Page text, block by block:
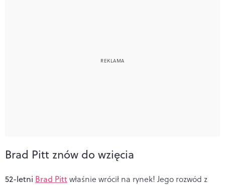
Brad Pitt znów do wzięcia
52-letni Brad Pittwłaśnie wrócił na rynek! Jego rozwód z